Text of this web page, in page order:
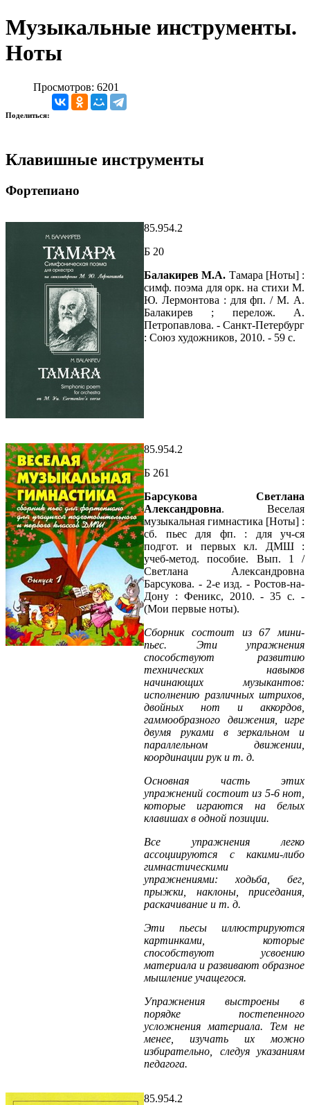
Музыкальные инструменты.
Ноты
Просмотров: 6201
Поделиться:
Клавишные инструменты
Фортепиано
85.954.2
Б 20
Балакирев М.А. Тамара [Ноты] :
симф. поэма для орк. на стихи М.
Ю. Лермонтова : для фп. / М. А.
Балакирев ; перелож. А.
Петропавлова. - Санкт-Петербург
: Союз художников, 2010. - 59 с.
85.954.2
Б 261
Барсукова Светлана
Александровна. Веселая
музыкальная гимнастика [Ноты] :
сб. пьес для фп. : для уч-ся
подгот. и первых кл. ДМШ :
учеб-метод. пособие. Вып. 1 /
Светлана Александровна
Барсукова. - 2-е изд. - Ростов-на-
Дону : Феникс, 2010. - 35 с. -
(Мои первые ноты).
Сборник состоит из 67 мини-
пьес. Эти упражнения
способствуют развитию
технических навыков
начинающих музыкантов:
исполнению различных штрихов,
двойных нот и аккордов,
гаммообразного движения, игре
двумя руками в зеркальном и
параллельном движении,
координации рук и т. д.
Основная часть этих
упражнений состоит из 5-6 нот,
которые играются на белых
клавишах в одной позиции.
Все упражнения легко
ассоциируются с какими-либо
гимнастическими
упражнениями: ходьба, бег,
прыжки, наклоны, приседания,
раскачивание и т. д.
Эти пьесы иллюстрируются
картинками, которые
способствуют усвоению
материала и развивают образное
мышление учащегося.
Упражнения выстроены в
порядке постепенного
усложнения материала. Тем не
менее, изучать их можно
избирательно, следуя указаниям
педагога.
85.954.2